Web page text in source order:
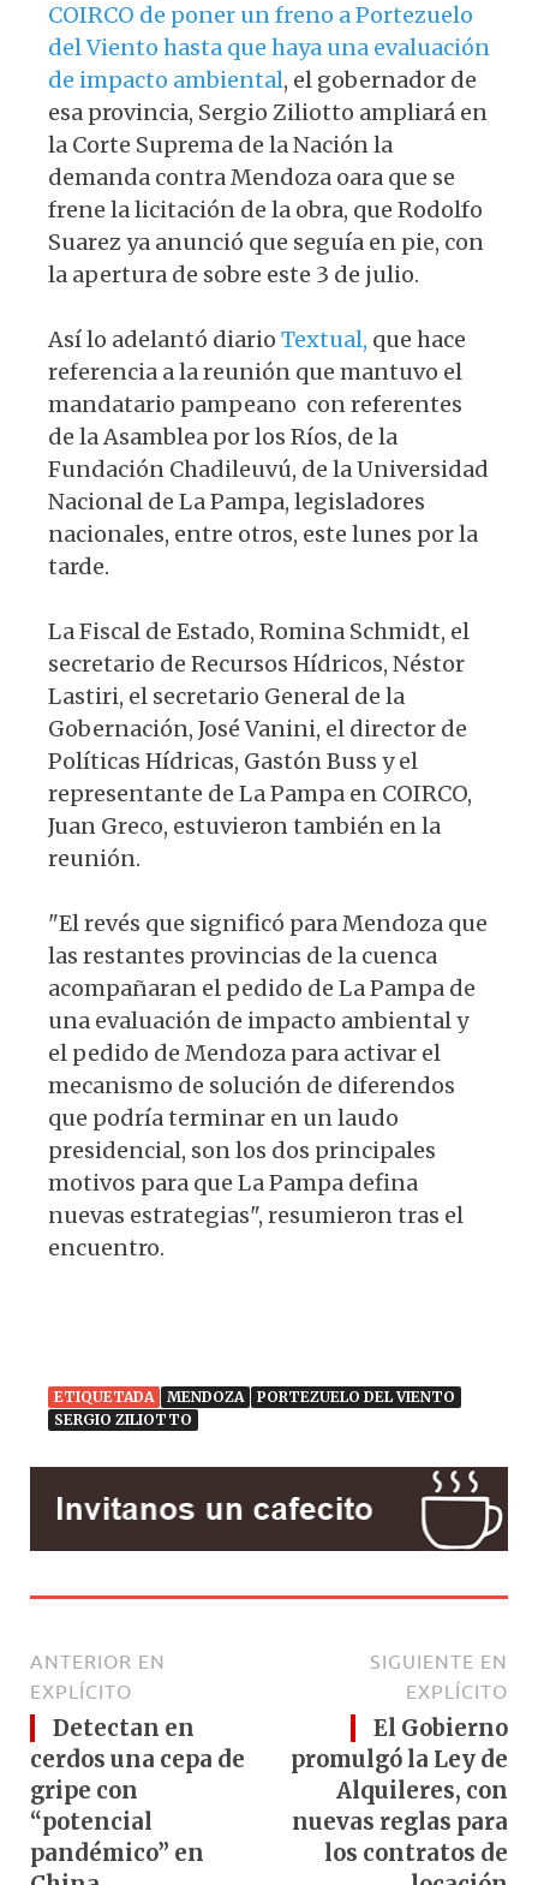
COIRCO de poner un freno a Portezuelo
del Viento hasta que haya una evaluación
de impacto ambiental, el gobernador de
esa provincia, Sergio Ziliotto ampliará en
la Corte Suprema de la Nación la
demanda contra Mendoza oara que se
frene la licitación de la obra, que Rodolfo
Suarez ya anunció que seguía en pie, con
la apertura de sobre este 3 de julio.
Así lo adelantó diario Textual, que hace
referencia a la reunión que mantuvo el
mandatario pampeano con referentes
de la Asamblea por los Ríos, de la
Fundación Chadileuvú, de la Universidad
Nacional de La Pampa, legisladores
nacionales, entre otros, este lunes por la
tarde.
La Fiscal de Estado, Romina Schmidt, el
secretario de Recursos Hídricos, Néstor
Lastiri, el secretario General de la
Gobernación, José Vanini, el director de
Políticas Hídricas, Gastón Buss y el
representante de La Pampa en COIRCO,
Juan Greco, estuvieron también en la
reunión.
"El revés que significó para Mendoza que
las restantes provincias de la cuenca
acompañaran el pedido de La Pampa de
una evaluación de impacto ambiental y
el pedido de Mendoza para activar el
mecanismo de solución de diferendos
que podría terminar en un laudo
presidencial, son los dos principales
motivos para que La Pampa defina
nuevas estrategias", resumieron tras el
encuentro.
ETIQUETADA MENDOZA
PORTEZUELO DEL VIENTO
SERGIO ZILIOTTO
ANTERIOR EN
EXPLÍCITO
Detectan en
cerdos una cepa de
gripe con
“potencial
pandémico” en
SIGUIENTE EN
EXPLÍCITO
El Gobierno
promulgó la Ley de
Alquileres, con
nuevas reglas para
los contratos de